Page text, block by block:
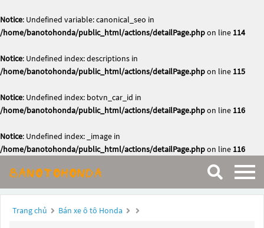
Notice: Undefined variable: canonical_seo in
/home/banotohonda/public_html/actions/detailPage.phpon line 114
Notice: Undefined index: descriptions in
/home/banotohonda/public_html/actions/detailPage.phpon line 115
Notice: Undefined index: botvn_car_id in
/home/banotohonda/public_html/actions/detailPage.phpon line 116
Notice: Undefined index: _image in
/home/banotohonda/public_html/actions/detailPage.phpon line 116
Trang chủ Bán xe ô tô Honda